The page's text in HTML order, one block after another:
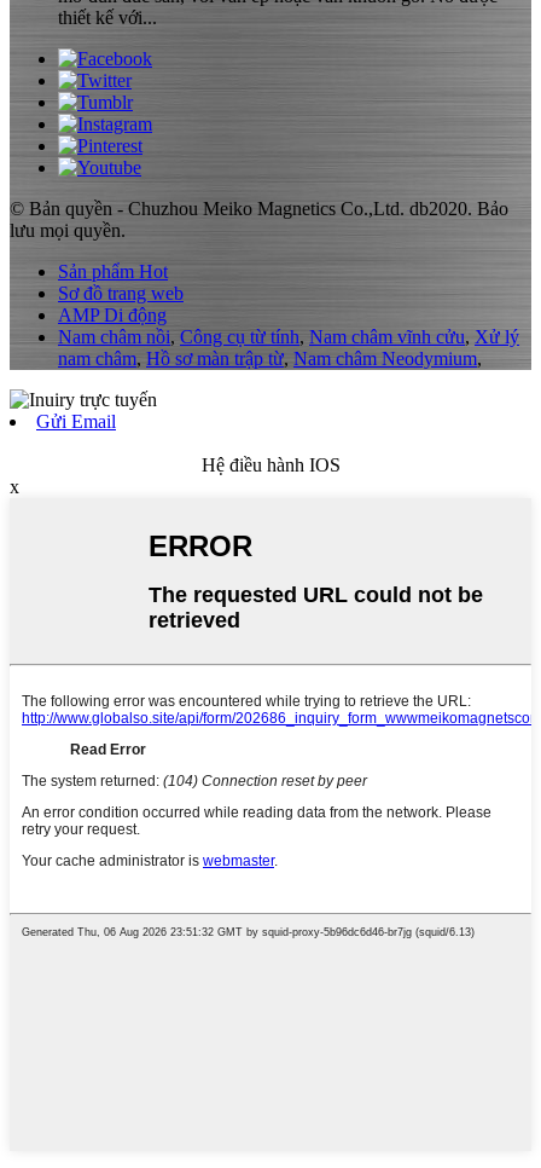
thiết kế với...
© Bản quyền - Chuzhou Meiko Magnetics Co.,Ltd. db2020. Bảo
lưu mọi quyền.
Sản phẩm Hot
Sơ đồ trang web
AMP Di động
Nam châm nồi, Công cụ từ tính, Nam châm vĩnh cửu, Xử lý
nam châm, Hồ sơ màn trập từ, Nam châm Neodymium,
Gửi Email
Hệ điều hành IOS
x